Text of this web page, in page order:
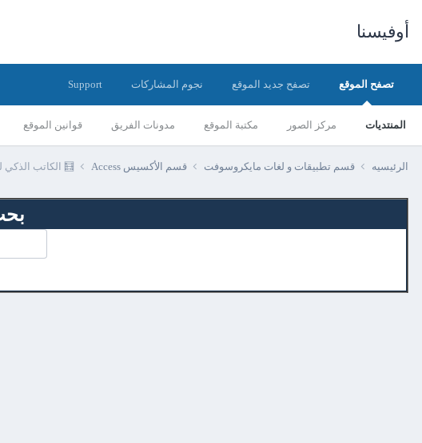
أوفيسنا
تصفح الموقع
المنتديات مركز الصور مكتبة الموقع مدونات الفريق قوانين الموقع
تصفح جديد الموقع نجوم المشاركات Support
الرئيسيه قسم تطبيقات و لغات مايكروسوفت قسم الأكسيس Access 🧮 الكاتب الذكي